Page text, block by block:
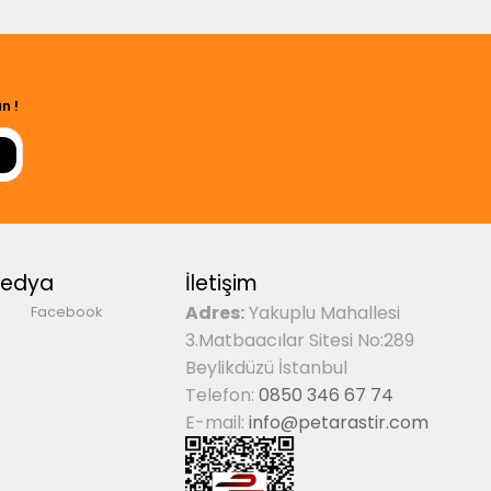
!
Facebook
İletişim
Adres:Yakuplu Mahallesi
3.Matbaacılar Sitesi No:289
Beylikdüzü İstanbul
Telefon: 0850 346 67 74
E-mail: info@petarastir.com